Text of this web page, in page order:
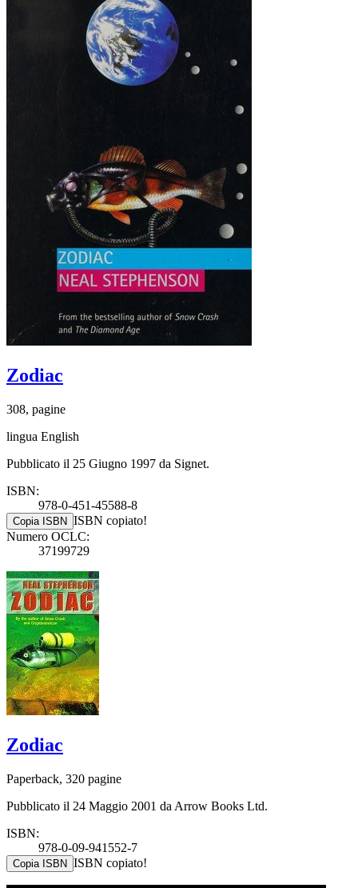
Zodiac
308, pagine
lingua English
Pubblicato il 25 Giugno 1997 da Signet.
ISBN:
978-0-451-45588-8
Copia ISBN ISBN copiato!
Numero OCLC:
37199729
Zodiac
Paperback, 320 pagine
Pubblicato il 24 Maggio 2001 da Arrow Books Ltd.
ISBN:
978-0-09-941552-7
Copia ISBN ISBN copiato!